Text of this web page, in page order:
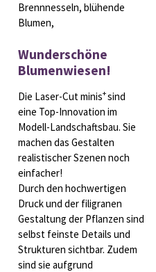
Brennnesseln, blühende
Blumen,
Wunderschöne
Blumenwiesen!
Die Laser-Cut minis+sind
eine Top-Innovation im
Modell-Landschaftsbau. Sie
machen das Gestalten
realistischer Szenen noch
einfacher!
Durch den hochwertigen
Druck und der filigranen
Gestaltung der Pflanzen sind
selbst feinste Details und
Strukturen sichtbar. Zudem
sind sie aufgrund